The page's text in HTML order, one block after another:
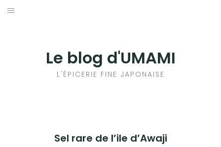
Aller
Le blog d'UMAMI
L'ÉPICERIE FINE JAPONAISE
Sel rare de l’ile d’Awaji